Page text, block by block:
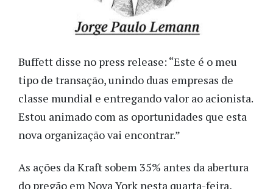
Buffett disse no press release: “Este é o meu
tipo de transação, unindo duas empresas de
classe mundial e entregando valor ao acionista.
Estou animado com as oportunidades que esta
nova organização vai encontrar.”
As ações da Kraft sobem 35% antes da abertura
do pregão em Nova York nesta quarta-feira,